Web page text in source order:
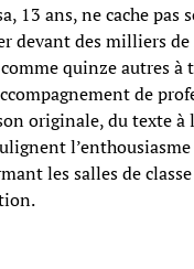
13 ans, ne cache pas
devant des milliers de
quinze autres à
de
originale, du texte à
les salles de